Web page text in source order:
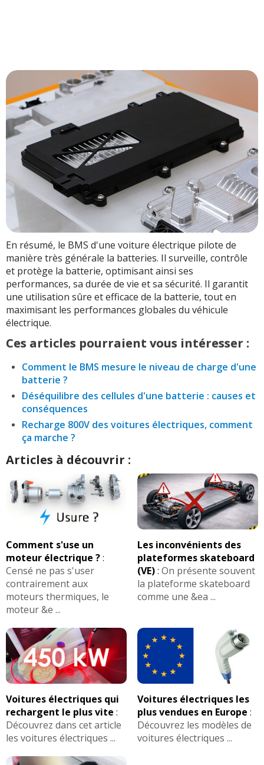
En résumé, le BMS d'une voiture électrique pilote de
manière très générale la batteries. Il surveille, contrôle
et protège la batterie, optimisant ainsi ses
performances, sa durée de vie et sa sécurité. Il garantit
une utilisation sûre et efficace de la batterie, tout en
maximisant les performances globales du véhicule
électrique.
Ces articles pourraient vous intéresser :
Comment le BMS mesure le niveau de charge d'une
batterie ?
Déséquilibre des cellules d'une batterie : causes et
conséquences
Recharge 800V des voitures électriques, comment
ça marche ?
Articles à découvrir :
Comment s'use un
moteur électrique ?:
Censé ne pas s'user
contrairement aux
moteurs thermiques, le
moteur &e ...
Les inconvénients des
plateformes skateboard
(VE): On présente souvent
la plateforme skateboard
comme une &ea ...
Voitures électriques qui
rechargent le plus vite :
Découvrez dans cet article
les voitures électriques ...
Voitures électriques les
plus vendues en Europe :
Découvrez les modèles de
voitures électriques ...